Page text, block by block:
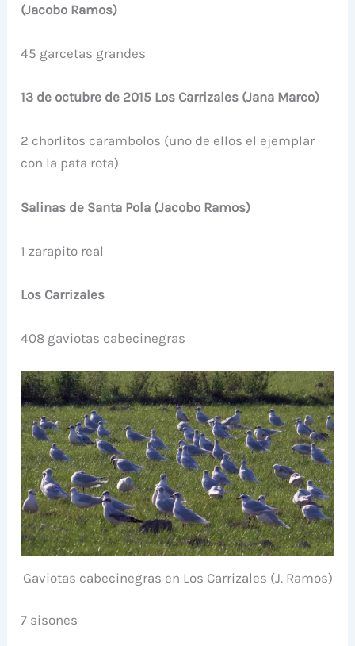
(Jacobo Ramos)
45 garcetas grandes
13 de octubre de 2015 Los Carrizales (Jana Marco)
2 chorlitos carambolos (uno de ellos el ejemplar
con la pata rota)
Salinas de Santa Pola (Jacobo Ramos)
1 zarapito real
Los Carrizales
408 gaviotas cabecinegras
Gaviotas cabecinegras en Los Carrizales (J. Ramos)
7 sisones